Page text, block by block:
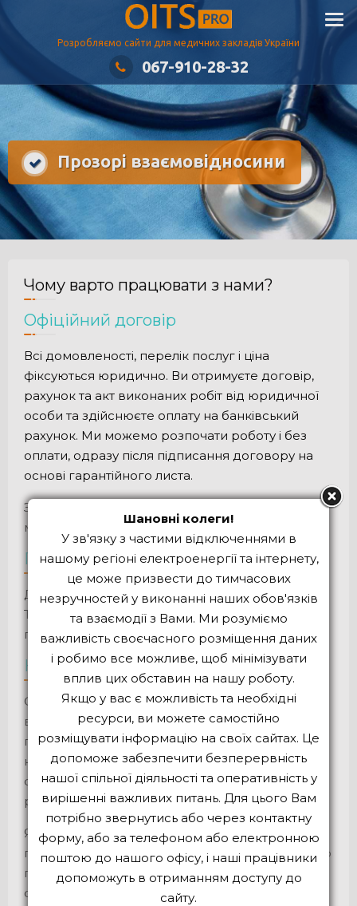
content
Розробляємо сайти для медичних закладів України
067-910-28-32
Прозорі взаємовідносини
Чому варто працювати з нами?
Офіційний договір
Всі домовленості, перелік послуг і ціна
фіксуються юридично. Ви отримуєте договір,
рахунок та акт виконаних робіт від юридичної
особи та здійснюєте оплату на банківський
рахунок. Ми можемо розпочати роботу і без
оплати, одразу після підписання договору на
основі гарантійного листа.
З установчими документами нашої компанії Ви
можете ознайомитися тут.
Повний пакет ІТ-послуг
Дослідження. Проектування і прототипування.
Тестування. Дизайн. Верстання та
програмування. Контент. Запуск. Супровід.
Короткий термін реалізації проекту
Основні
витрати часу при розробці медичного сайту
пов’язані зі збором інформації та його
наповнення. Доволі часто процес наповнення
сайтом займає набагато більше часу ніж його
розробка.
Якщо Замовник приймає активну в процесі
передачі інформації для контента сайту і вчасно
погоджують макети, то термін розробки сайту
суттєво скорочується.
Шановні колеги!
У зв'язку з частими відключеннями в
нашому регіоні електроенергії та інтернету,
це може призвести до тимчасових
незручностей у виконанні наших обов'язків
та взаємодії з Вами. Ми розуміємо
важливість своєчасного розміщення даних
і робимо все можливе, щоб мінімізувати
вплив цих обставин на нашу роботу.
Якщо у вас є можливість та необхідні
ресурси, ви можете самостійно
розміщувати інформацію на своїх сайтах. Це
допоможе забезпечити безперервність
нашої спільної діяльності та оперативність у
вирішенні важливих питань. Для цього Вам
потрібно звернутись або через контактну
форму, або за телефоном або електронною
поштою до нашого офісу, і наші працівники
допоможуть в отриманням доступу до
сайту.